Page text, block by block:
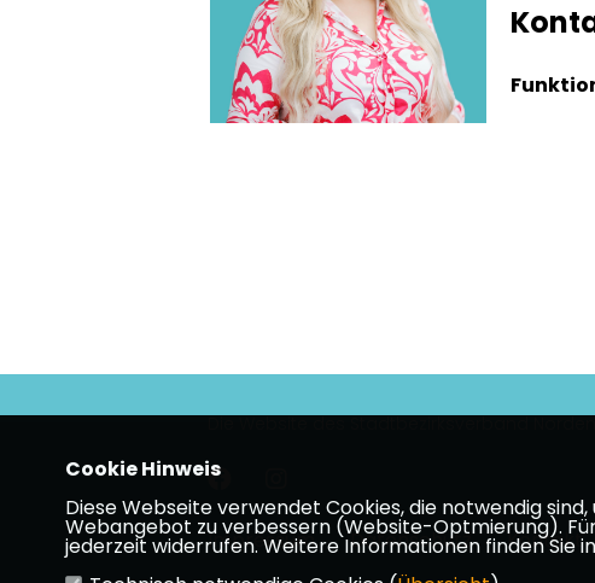
Impressum Datenschutz Kontakt
Cookie Hinweis
Diese Webseite verwendet Cookies, die notwendig
Webangebot zu verbessern (Website-Optmierung).
jederzeit widerrufen. Weitere Informationen finden Sie